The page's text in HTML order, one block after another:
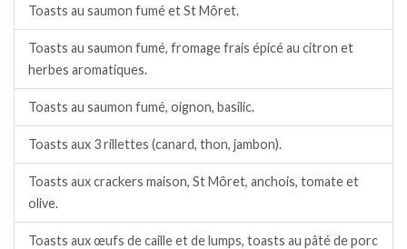
Toasts au saumon fumé et St Môret.
Toasts au saumon fumé, fromage frais épicé au citron et
herbes aromatiques.
Toasts au saumon fumé, oignon, basilic.
Toasts aux 3 rillettes (canard, thon, jambon).
Toasts aux crackers maison, St Môret, anchois, tomate et
olive.
Toasts aux œufs de caille et de lumps, toasts au pâté de porc